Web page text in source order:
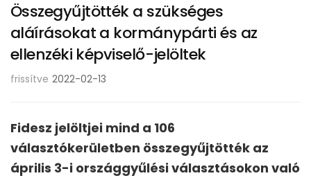
Összegyűjtötték a szükséges
aláírásokat a kormánypárti és az
ellenzéki képviselő-jelöltek
frissítve 2022-02-13
Fidesz jelöltjei mind a 106
választókerületben összegyűjtötték az
április 3-i országgyűlési választásokon való